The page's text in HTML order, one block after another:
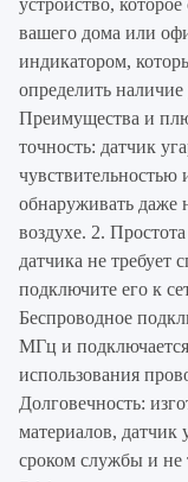
устройство,
вашего дома или
индикатором,
определить
Преимущества и
точность: датчик
чувствительностью
обнаруживать даже
воздухе. 2.
датчика не
подключите его к
Беспроводное
МГц и
использования
Долговечность:
материалов, датчик
сроком службы и не